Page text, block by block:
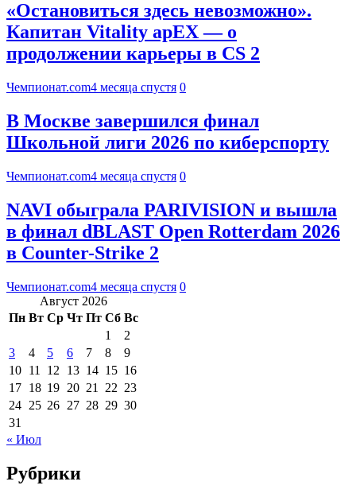
«Остановиться здесь невозможно».
Капитан Vitality apEX — о
продолжении карьеры в CS 2
Чемпионат.com4 месяца спустя 0
В Москве завершился финал
Школьной лиги 2026 по киберспорту
Чемпионат.com4 месяца спустя 0
NAVI обыграла PARIVISION и вышла
в финал dBLAST Open Rotterdam 2026
в Counter-Strike 2
Чемпионат.com4 месяца спустя 0
Август 2026
Пн Вт Ср Чт Пт Сб Вс
1
2
3
4 5 6 7 8
9
10 11 12 13 14 15 16
17 18 19 20 21 22 23
24 25 26 27 28 29 30
31
« Июл
Рубрики